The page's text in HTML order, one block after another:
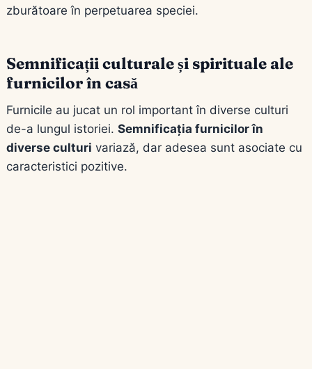
zburătoare în perpetuarea speciei.
Semnificații culturale și spirituale ale
furnicilor în casă
Furnicile au jucat un rol important în diverse culturi
de-a lungul istoriei. Semnificația furnicilor în
diverse culturi variază, dar adesea sunt asociate cu
caracteristici pozitive.